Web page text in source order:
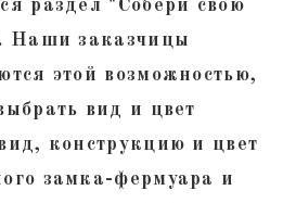
раздел "Собери свою
Наши заказчицы
этой возможностью,
вид и цвет
конструкцию и цвет
замка-фермуара и